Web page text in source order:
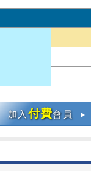
加入付費會員